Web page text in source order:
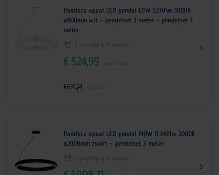
Pandora opaal LED pendel 65W 5270lm 3000K
ø900mm wit – pendelset 3 meter – pendelset 3
meter
Levertijd 6-8 weken
€ 524,99
€635,24
Pandora opaal LED pendel 140W 11.340lm 3000K
ø2000mm zwart – pendelset 3 meter
Levertijd 6-8 weken